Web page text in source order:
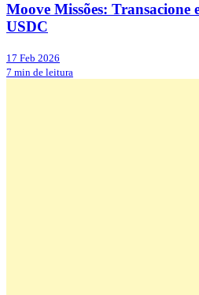
Moove Missões: Transacione
USDC
17 Feb 2026
7 min de leitura